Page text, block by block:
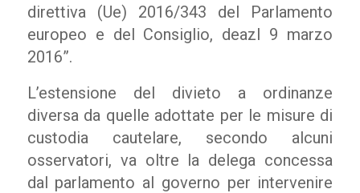
direttiva (Ue) 2016/343 del Parlamento
europeo e del Consiglio, deazl 9 marzo
2016”.
L’estensione del divieto a ordinanze
diversa da quelle adottate per le misure di
custodia cautelare, secondo alcuni
osservatori, va oltre la delega concessa
dal parlamento al governo per intervenire